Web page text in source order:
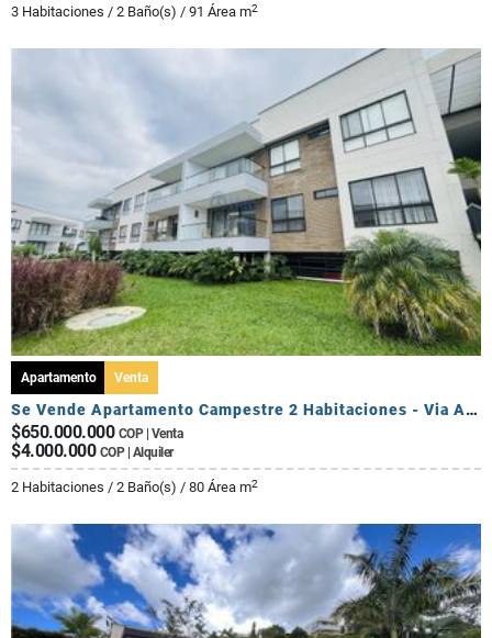
3 Habitaciones / 2 Baño(s) / 91 Área m2
Apartamento Venta
Se Vende Apartamento Campestre 2 Habitaciones - Via Al Caimo
$650.000.000 COP | Venta
$4.000.000 COP | Alquiler
2 Habitaciones / 2 Baño(s) / 80 Área m2